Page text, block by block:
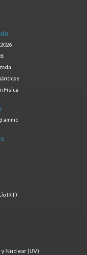
Física
IRT)
y Nuclear (UV)